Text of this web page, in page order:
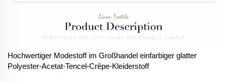
Hochwertiger Modestoff im Großhandel einfarbiger glatter
Polyester-Acetat-Tencel-Crêpe-Kleiderstoff